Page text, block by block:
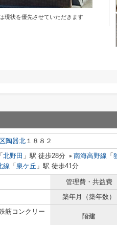
現状を優先させていただきます
陶器北 １８８２
「 北野田 」駅 徒歩28分 南海高野線 「
線 「 泉ケ丘 」駅 徒歩41分
管理費・共益費
築年月（築年数）
筋コンクリー
階建